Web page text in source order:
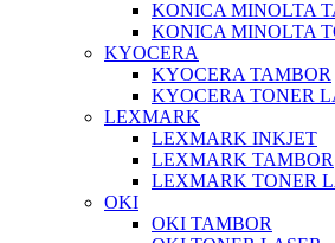
KONICA MINOLTA
KONICA MINOLTA
KYOCERA
KYOCERA TAMBOR
KYOCERA TONER
LEXMARK
LEXMARK INKJET
LEXMARK TAMBOR
LEXMARK TONER
OKI
OKI TAMBOR